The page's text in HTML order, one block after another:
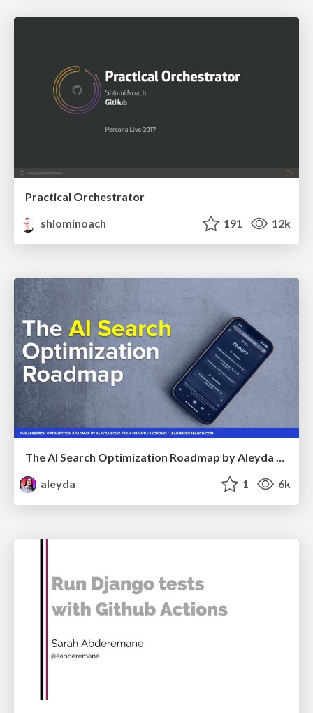
Practical Orchestrator
shlominoach
191 12k
The AI Search Optimization Roadmap by Aleyda Solis
aleyda
1 6k